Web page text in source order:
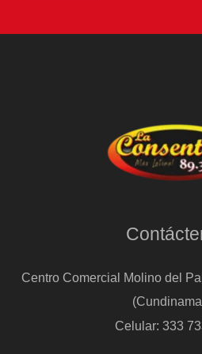
Centro Comercial Molino del
Celular: 333